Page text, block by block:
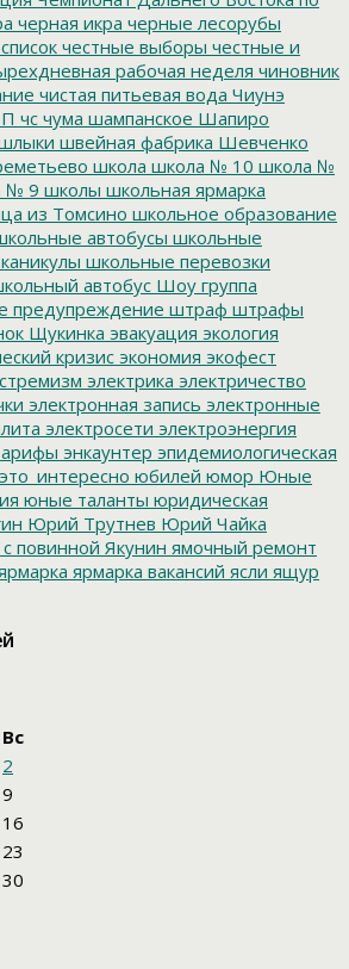
черная икра черные лесорубы
честные выборы честные и
рабочая неделя чиновник
чистая питьевая вода Чиунэ
чс чума шампанское Шапиро
швейная фабрика Шевченко
школа школа № 10 школа №
№ 9 школы школьная ярмарка
из Томсино школьное образование
автобусы школьные
школьные перевозки
автобус Шоу группа
предупреждение штраф штрафы
Щукинка эвакуация экология
кризис экономия экофест
электрика электричество
электронная запись электронные
электросети электроэнергия
энкаунтер эпидемиологическая
это_интересно юбилей юмор Юные
юные таланты юридическая
Юрий Трутнев Юрий Чайка
с повинной Якунин ямочный ремонт
ярмарка вакансий ясли ящур
Вс
2
9
16
23
30